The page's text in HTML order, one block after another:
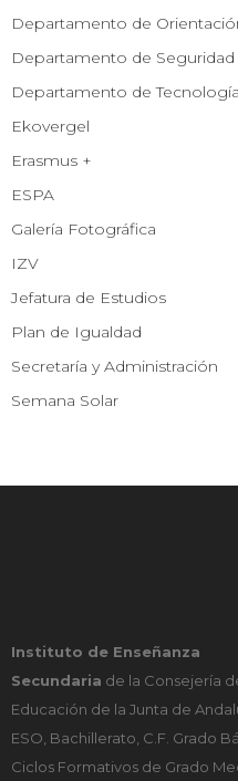
Departamento de
Departamento de
Departamento de Tecnología
Ekovergel
Erasmus +
ESPA
Galería Fotográfica
IZV
Jefatura de Estudios
Plan de Igualdad
Secretaría y Administración
Semana Solar
Instituto de Enseñanza
Secundaria de la Consejería
Educación de la Junta de
ESO, Bachillerato, C.F. Grado
Ciclos Formativos de Grado